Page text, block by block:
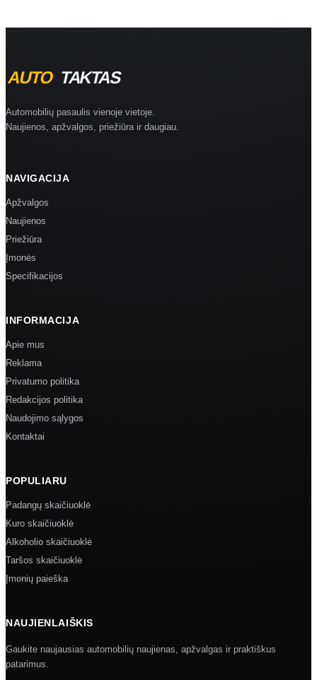
Automobilių pasaulis vienoje vietoje.
Naujienos, apžvalgos, priežiūra ir daugiau.
NAVIGACIJA
Apžvalgos
Naujienos
Priežiūra
Įmonės
Specifikacijos
INFORMACIJA
Apie mus
Reklama
Privatumo politika
Redakcijos politika
Naudojimo sąlygos
Kontaktai
POPULIARU
Padangų skaičiuoklė
Kuro skaičiuoklė
Alkoholio skaičiuoklė
Taršos skaičiuoklė
Įmonių paieška
NAUJIENLAIŠKIS
Gaukite naujausias automobilių naujienas, apžvalgas ir praktiškus
patarimus.